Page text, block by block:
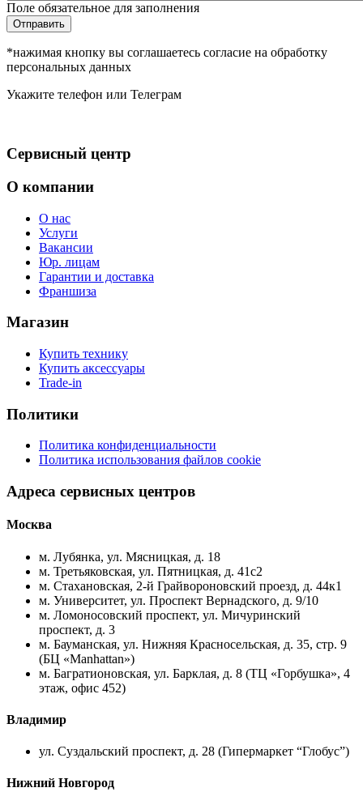
Поле обязательное для заполнения
Отправить
*нажимая кнопку вы соглашаетесь согласие на обработку
персональных данных
Укажите телефон или Телеграм
Сервисный центр
О компании
О нас
Услуги
Вакансии
Юр. лицам
Гарантии и доставка
Франшиза
Магазин
Купить технику
Купить аксессуары
Trade-in
Политики
Политика конфиденциальности
Политика использования файлов cookie
Адреса сервисных центров
Москва
м. Лубянка, ул. Мясницкая, д. 18
м. Третьяковская, ул. Пятницкая, д. 41с2
м. Стахановская, 2-й Грайвороновский проезд, д. 44к1
м. Университет, ул. Проспект Вернадского, д. 9/10
м. Ломоносовский проспект, ул. Мичуринский
проспект, д. 3
м. Бауманская, ул. Нижняя Красносельская, д. 35, стр. 9
(БЦ «Manhattan»)
м. Багратионовская, ул. Барклая, д. 8 (ТЦ «Горбушка», 4
этаж, офис 452)
Владимир
ул. Суздальский проспект, д. 28 (Гипермаркет “Глобус”)
Нижний Новгород